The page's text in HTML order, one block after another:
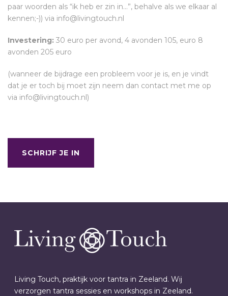
paar woorden als “ik heb er zin in…”, behalve als we elkaar al
kennen;-)) via info@livingtouch.nl
Investering: 30 euro per avond, 4 avonden 105, euro 8
avonden 205 euro
(wanneer de bijdrage een probleem voor je is, en je vindt
dat je er toch bij moet zijn neem dan contact met me op
via info@livingtouch.nl)
SCHRIJF JE IN
Living Touch, praktijk voor tantra in Zeeland. Wij
verzorgen tantra sessies en workshops in Zeeland.